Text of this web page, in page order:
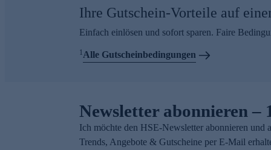
Ihre Gutschein-Vorteile auf
Einfach einlösen und sofort sparen. Faire
1Alle Gutscheinbedingungen
Newsletter abonnieren –
Ich möchte den HSE-Newsletter abonnieren und
Trends, Angebote & Gutscheine per E-Mail